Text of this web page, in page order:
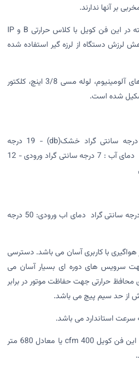
بر آنها ندارند.
الکتروموتور های بکار رفته در این فن کویل با کلاس حرارتی B و IP
لرزش دستگاه از لرزه گیر استفاده شده
مجموعه کویل، از فین های آلومینیوم، لوله مسی 3/8 اینچ، کلکتور
شده است.
دمای هوای ورودی:27 درجه سانتی گراد خشک(db) - 19 درجه
سانتی گراد مرطوب(wb) دمای آب : 7 درجه سانتی گراد ورودی - 12
دمای هوای ورودی: 20 درجه سانتی گراد دمای اب ورودی: 50 درجه
با کاربری آسان می باشد. دسترسی
سرویس های دوره ای بسیار آسان می
محافظ حرارتی جهت حفاظت موتور در برابر
از حد سیم پیچ می باشد.
سرعت استاندارد می باشد.
حداکثر ظرفیت هوادهی این فن کویل 400 cfm یا معادل 680 متر